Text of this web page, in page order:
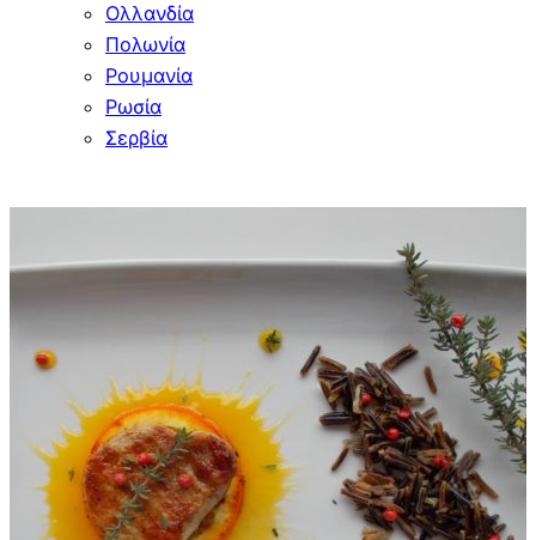
Ολλανδία
Πολωνία
Ρουμανία
Ρωσία
Σερβία